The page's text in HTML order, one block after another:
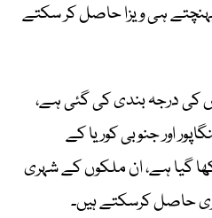
ہی ویزا حاصل کر سکتے
109 پاسپورٹس کی درجہ بندی کی گئی ہے،
اور جنوبی کوریا کے
گیا ہے، ان ملکوں کے شہری